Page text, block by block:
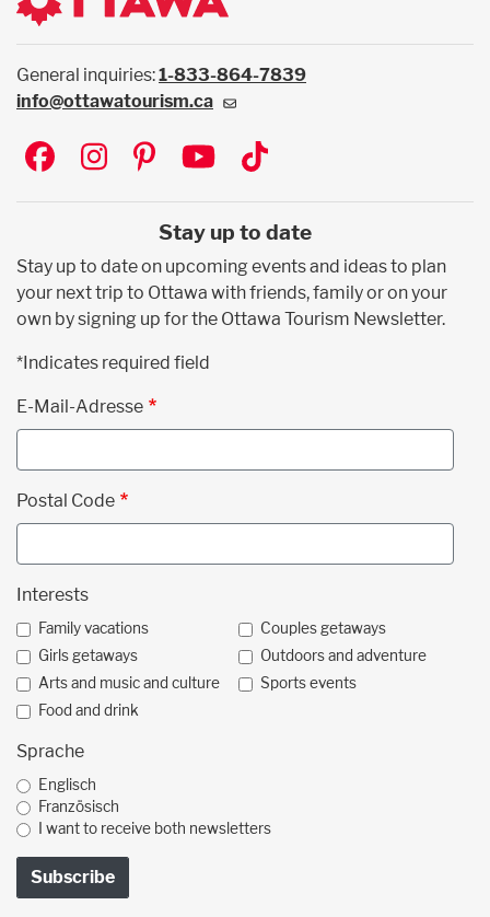
General inquiries:1-833-864-7839
info@ottawatourism.ca
Social
Stay up to date
Stay up to date on upcoming events and ideas to plan
your next trip to Ottawa with friends, family or on your
own by signing up for the Ottawa Tourism Newsletter.
*Indicates required field
E-Mail-Adresse
Postal Code
Interests
Family vacations
Couples getaways
Girls getaways
Outdoors and adventure
Arts and music and culture
Sports events
Food and drink
Sprache
Englisch
Französisch
I want to receive both newsletters